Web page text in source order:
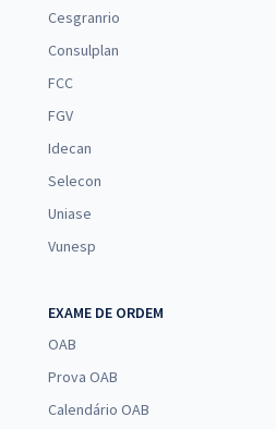
Cesgranrio
Consulplan
FCC
FGV
Idecan
Selecon
Uniase
Vunesp
EXAME DE ORDEM
OAB
Prova OAB
Calendário OAB